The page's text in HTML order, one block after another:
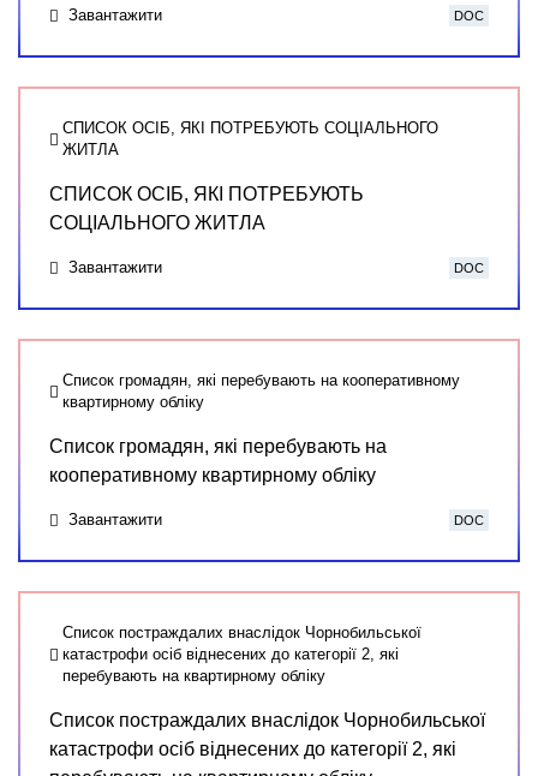
Завантажити DOC
СПИСОК ОСІБ, ЯКІ ПОТРЕБУЮТЬ СОЦІАЛЬНОГО
ЖИТЛА
СПИСОК ОСІБ, ЯКІ ПОТРЕБУЮТЬ
СОЦІАЛЬНОГО ЖИТЛА
Завантажити DOC
Список громадян, які перебувають на кооперативному
квартирному обліку
Список громадян, які перебувають на
кооперативному квартирному обліку
Завантажити DOC
Список постраждалих внаслідок Чорнобильської
катастрофи осіб віднесених до категорії 2, які
перебувають на квартирному обліку
Список постраждалих внаслідок Чорнобильської
катастрофи осіб віднесених до категорії 2, які